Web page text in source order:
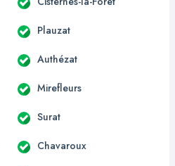
Plauzat
Authézat
Mirefleurs
Surat
Chavaroux